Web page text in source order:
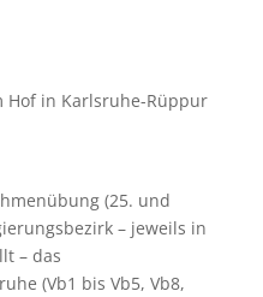
Hof in Karlsruhe-Rüppur
(25. und
– jeweils in
– das
(Vb1 bis Vb5, Vb8,